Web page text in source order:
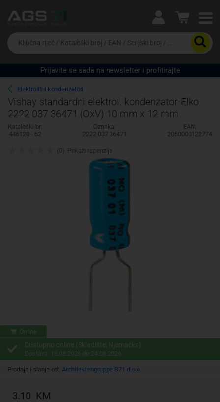
Ova postavka prilagođava asortiman proizvoda i
cijene vašim potrebama.
Da
biste
potražili
proizvod,
unesite
ključnu
riječ,
kataloški
broj,
EAN
ili
Prijavite se sada na newsletter i profitirajte
Elektrolitni kondenzatori
Vishay standardni elektrol. kondenzator-Elko
2222 037 36471 (OxV) 10 mm x 12 mm
Kataloški br:
446120 - 62
Oznaka:
2222 037 36471
EAN:
2050000122774
Online
Dostupno online (Skladište: Njemačka)
Dostava: 18.08.2026 do 24.08.2026
Prodaja i slanje od: Architektengruppe S71 d.o.o.
3.10 KM
(0) Prikaži recenzije